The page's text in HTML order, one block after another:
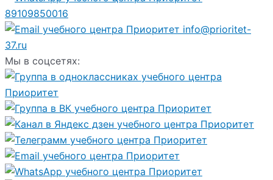
89109850016
info@prioritet-
37.ru
Мы в соцсетях: